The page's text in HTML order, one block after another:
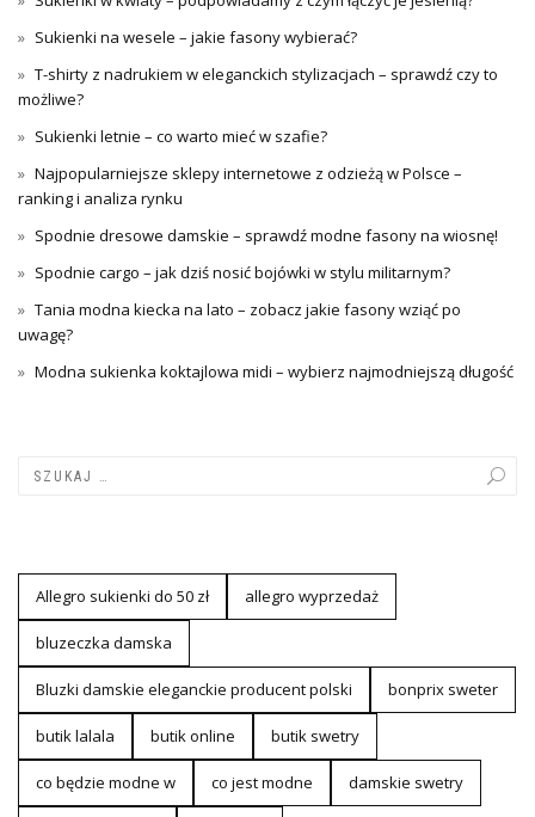
Sukienki na wesele – jakie fasony wybierać?
T-shirty z nadrukiem w eleganckich stylizacjach – sprawdź czy to
możliwe?
Sukienki letnie – co warto mieć w szafie?
Najpopularniejsze sklepy internetowe z odzieżą w Polsce –
ranking i analiza rynku
Spodnie dresowe damskie – sprawdź modne fasony na wiosnę!
Spodnie cargo – jak dziś nosić bojówki w stylu militarnym?
Tania modna kiecka na lato – zobacz jakie fasony wziąć po
uwagę?
Modna sukienka koktajlowa midi – wybierz najmodniejszą długość
Allegro sukienki do 50 zł allegro wyprzedaż
bluzeczka damska
Bluzki damskie eleganckie producent polski bonprix sweter
butik lalala butik online butik swetry
co będzie modne w co jest modne damskie swetry